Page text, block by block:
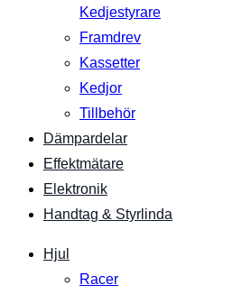
Kedjestyrare
Framdrev
Kassetter
Kedjor
Tillbehör
Dämpardelar
Effektmätare
Elektronik
Handtag & Styrlinda
Hjul
Racer